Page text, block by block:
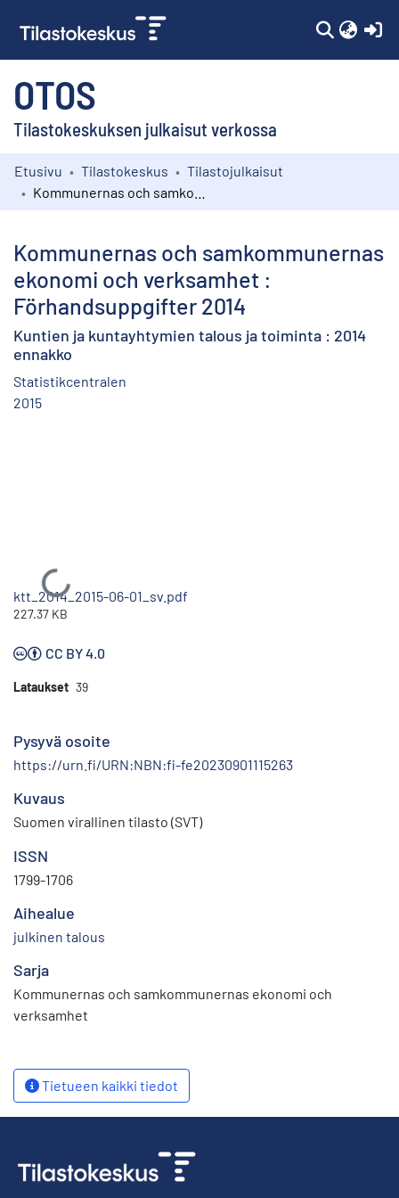
OTOS
Tilastokeskuksen julkaisut verkossa
Kokoelmat
Etusivu Tilastokeskus
Tilastojulkaisut
Kommunernas och samkommunernas
ekonomi och verksamhet :
Förhandsuppgifter 2014
Kuntien ja kuntayhtymien talous ja toiminta : 2014
ennakko
Statistikcentralen
2015
Ladataan...
ktt_2014_2015-06-01_sv.pdf
227.37 KB
CC BY 4.0
Lataukset 39
Pysyvä osoite
https://urn.fi/URN:NBN:fi-fe20230901115263
Kuvaus
Suomen virallinen tilasto (SVT)
ISSN
1799-1706
Aihealue
julkinen talous
Sarja
Kommunernas och samkommunernas ekonomi och
verksamhet
Tietueen kaikki tiedot